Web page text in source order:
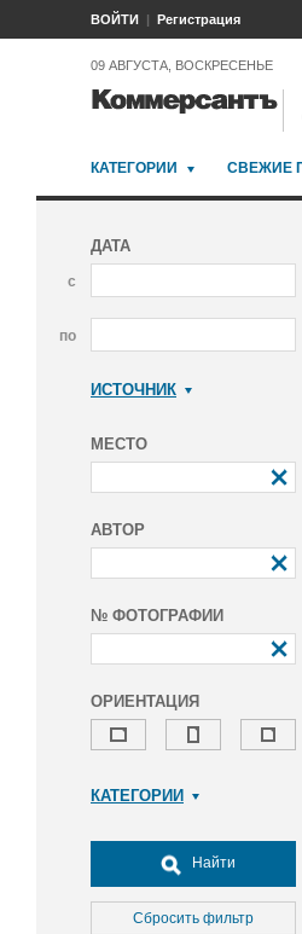
ВОЙТИ Регистрация
09 АВГУСТА, ВОСКРЕСЕНЬЕ
КАТЕГОРИИ СВЕЖИЕ
ДАТА
с
по
ИСТОЧНИК
МЕСТО
АВТОР
№ ФОТОГРАФИИ
ОРИЕНТАЦИЯ
КАТЕГОРИИ
Досуг, туризм и отдых
Культура
Медицина
Найти
Сбросить фильтр